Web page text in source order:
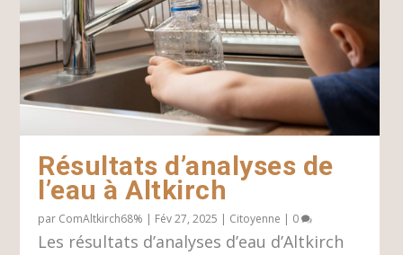
Résultats d’analyses de
l’eau à Altkirch
par ComAltkirch68% | Fév 27, 2025 | Citoyenne | 0
Les résultats d’analyses d’eau d’Altkirch